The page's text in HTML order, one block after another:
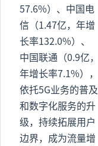
57.6%）、中国电
信（1.47亿，年增
长率132.0%）、
中国联通（0.9亿，
年增长率7.1%），
依托5G业务的普及
和数字化服务的升
级，持续拓展用户
边界，成为流量增